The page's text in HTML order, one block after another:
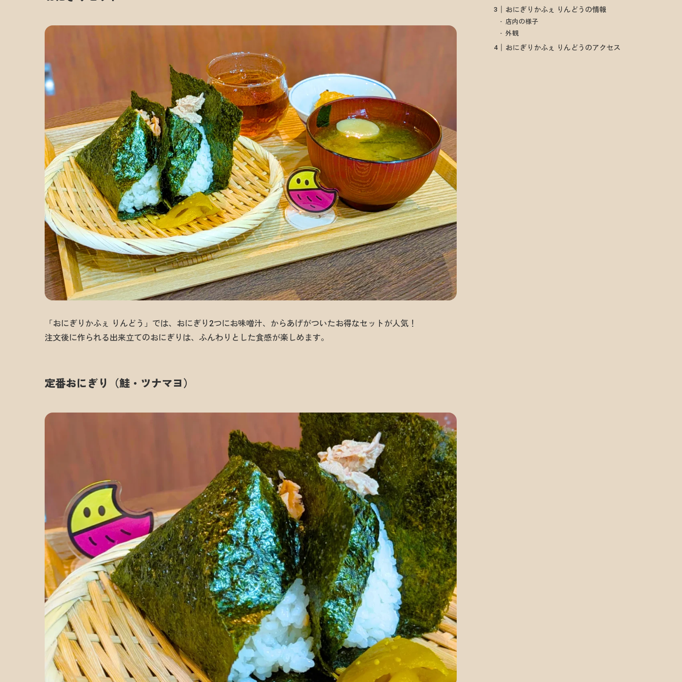
「おにぎりかふぇ りんどう」では、おにぎり2つにお味噌汁、からあげがついたお得なセットが人気！
注文後に作られる出来立てのおにぎりは、ふんわりとした食感が楽しめます。
定番おにぎり（鮭・ツナマヨ）
おにぎりかふぇ りんどうの情報
店内の様子
外観
おにぎりかふぇ りんどうのアクセス